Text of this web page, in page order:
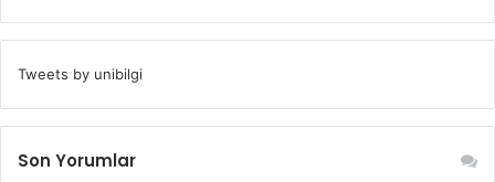
Tweets by unibilgi
Son Yorumlar